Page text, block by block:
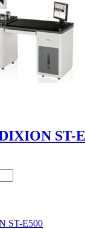
ST-